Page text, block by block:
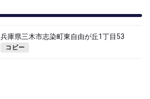
兵庫県三木市志染町東自由が丘1丁目53
コピー